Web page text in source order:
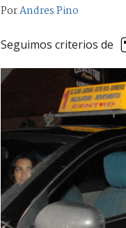
PorAndres Pino
Seguimos criterios de